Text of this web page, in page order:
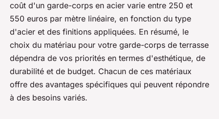
coût d'un garde-corps en acier varie entre 250 et
550 euros par mètre linéaire, en fonction du type
d'acier et des finitions appliquées. En résumé, le
choix du matériau pour votre garde-corps de terrasse
dépendra de vos priorités en termes d'esthétique, de
durabilité et de budget. Chacun de ces matériaux
offre des avantages spécifiques qui peuvent répondre
à des besoins variés.